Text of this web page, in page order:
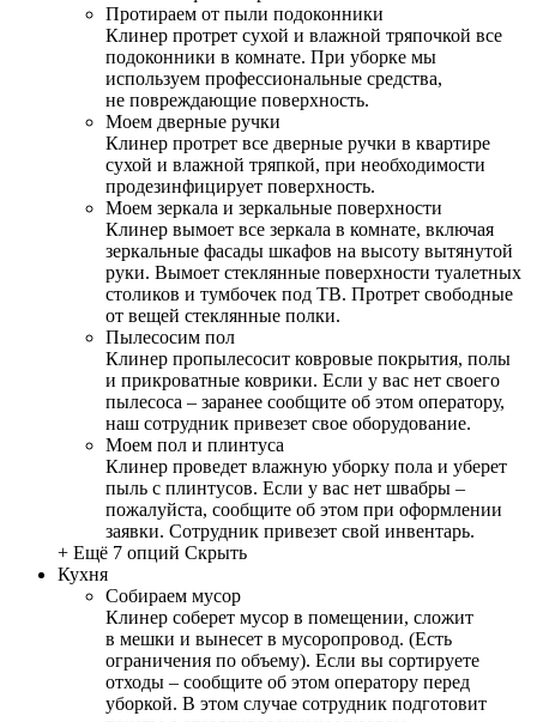
Протираем от пыли подоконники
Клинер протрет сухой и влажной тряпочкой все
подоконники в комнате. При уборке мы
используем профессиональные средства,
не повреждающие поверхность.
Моем дверные ручки
Клинер протрет все дверные ручки в квартире
сухой и влажной тряпкой, при необходимости
продезинфицирует поверхность.
Моем зеркала и зеркальные поверхности
Клинер вымоет все зеркала в комнате, включая
зеркальные фасады шкафов на высоту вытянутой
руки. Вымоет стеклянные поверхности туалетных
столиков и тумбочек под ТВ. Протрет свободные
от вещей стеклянные полки.
Пылесосим пол
Клинер пропылесосит ковровые покрытия, полы
и прикроватные коврики. Если у вас нет своего
пылесоса – заранее сообщите об этом оператору,
наш сотрудник привезет свое оборудование.
Моем пол и плинтуса
Клинер проведет влажную уборку пола и уберет
пыль с плинтусов. Если у вас нет швабры –
пожалуйста, сообщите об этом при оформлении
заявки. Сотрудник привезет свой инвентарь.
+ Ещё 7 опций Скрыть
Кухня
Собираем мусор
Клинер соберет мусор в помещении, сложит
в мешки и вынесет в мусоропровод. (Есть
ограничения по объему). Если вы сортируете
отходы – сообщите об этом оператору перед
уборкой. В этом случае сотрудник подготовит